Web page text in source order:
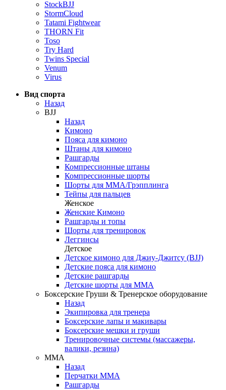
StockBJJ
StormCloud
Tatami Fightwear
THORN Fit
Toso
Try Hard
Twins Special
Venum
Virus
Вид спорта
Назад
BJJ
Назад
Кимоно
Пояса для кимоно
Штаны для кимоно
Рашгарды
Компрессионные штаны
Компрессионные шорты
Шорты для ММА/Грэпплинга
Тейпы для пальцев
Женское
Женские Кимоно
Рашгарды и топы
Шорты для тренировок
Леггинсы
Детское
Детское кимоно для Джиу-Джитсу (BJJ)
Детские пояса для кимоно
Детские рашгарды
Детские шорты для ММА
Боксерские Груши & Тренерское оборудование
Назад
Экипировка для тренера
Боксерские лапы и макивары
Боксерские мешки и груши
Тренировочные системы (массажеры,
валики, резина)
ММА
Назад
Перчатки ММА
Рашгарды